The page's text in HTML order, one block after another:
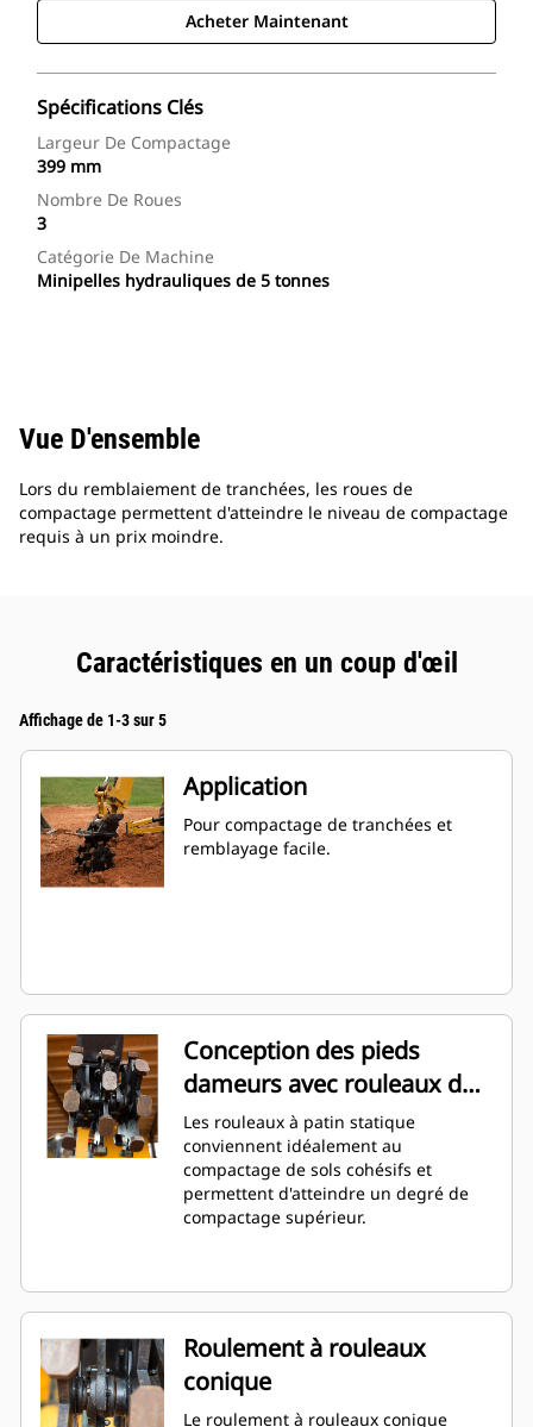
Acheter Maintenant
Spécifications Clés
Largeur De Compactage
399 mm
Nombre De Roues
3
Catégorie De Machine
Minipelles hydrauliques de 5 tonnes
Vue D'ensemble
Lors du remblaiement de tranchées, les roues de
compactage permettent d'atteindre le niveau de compactage
requis à un prix moindre.
Caractéristiques en un coup d'œil
Affichage de 1-3 sur 5
Application
Pour compactage de tranchées et
remblayage facile.
Conception des pieds
dameurs avec rouleaux de
patin statiques
Les rouleaux à patin statique
conviennent idéalement au
compactage de sols cohésifs et
permettent d'atteindre un degré de
compactage supérieur.
Roulement à rouleaux
conique
Le roulement à rouleaux conique